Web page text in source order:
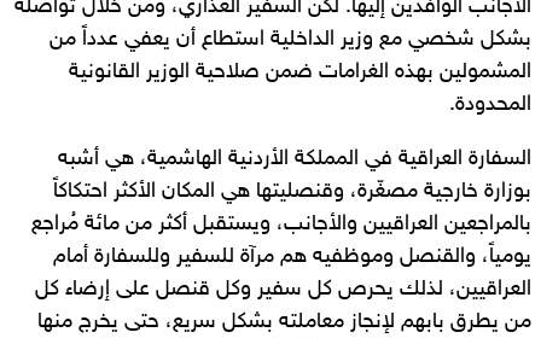
الأجانب الوافدين إليها. لكن السفير العذاري، ومن خلال تواصله
بشكل شخصي مع وزير الداخلية استطاع أن يعفي عدداً من
المشمولين بهذه الغرامات ضمن صلاحية الوزير القانونية
المحدودة.
السفارة العراقية في المملكة الأردنية الهاشمية، هي أشبه
بوزارة خارجية مصغّرة، وقنصليتها هي المكان الأكثر احتكاكاً
بالمراجعين العراقيين والأجانب، ويستقبل أكثر من مائة مُراجع
يومياً، والقنصل وموظفيه هم مرآة للسفير وللسفارة أمام
العراقيين، لذلك يحرص كل سفير وكل قنصل على إرضاء كل
من يطرق بابهم لإنجاز معاملته بشكل سريع، حتى يخرج منها